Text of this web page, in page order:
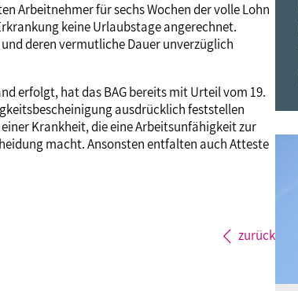
& Gesundheit
Arbeitnehmer für sechs Wochen der volle Lohn
keine Urlaubstage angerechnet.
deren vermutliche Dauer unverzüglich
erfolgt, hat das BAG bereits mit Urteil vom 19.
ausdrücklich feststellen
Krankheit, die eine Arbeitsunfähigkeit zur
macht. Ansonsten entfalten auch Atteste
zurück